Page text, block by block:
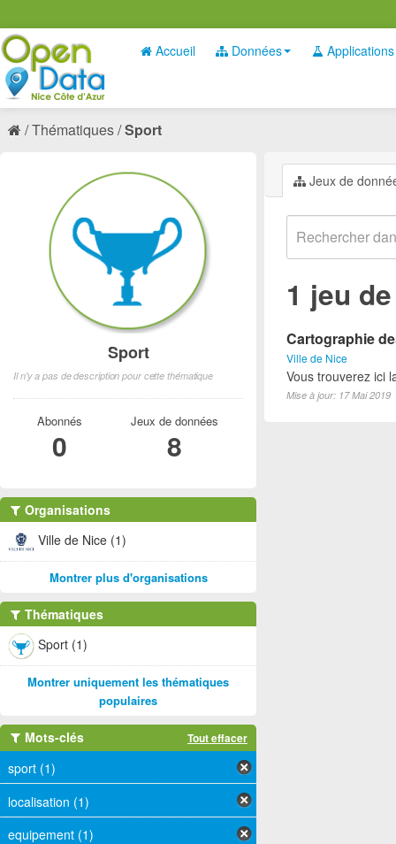
Accueil Données Applications
Thématiques Sport
Jeux de
1 jeu
Cartographie
Ville de Nice
Vous trouverez ici
Mise à jour: 17 Mai 2019
Sport
Il n'y a pas de description pour cette thématique
Abonnés
0
Jeux de données
8
Organisations
Ville de Nice (1)
Montrer plus d'organisations
Thématiques
Sport (1)
Montrer uniquement les thématiques
populaires
Mots-clés Tout effacer
sport (1)
localisation (1)
equipement (1)